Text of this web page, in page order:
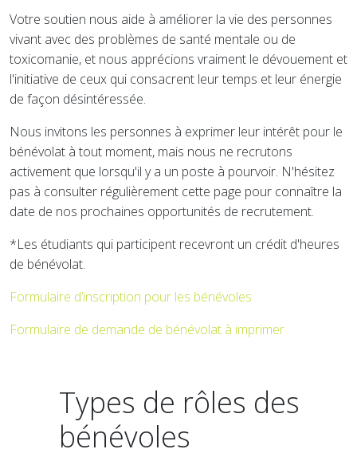
Votre soutien nous aide à améliorer la vie des personnes
vivant avec des problèmes de santé mentale ou de
toxicomanie, et nous apprécions vraiment le dévouement et
l'initiative de ceux qui consacrent leur temps et leur énergie
de façon désintéressée.
Nous invitons les personnes à exprimer leur intérêt pour le
bénévolat à tout moment, mais nous ne recrutons
activement que lorsqu'il y a un poste à pourvoir. N'hésitez
pas à consulter régulièrement cette page pour connaître la
date de nos prochaines opportunités de recrutement.
*Les étudiants qui participent recevront un crédit d'heures
de bénévolat.
Formulaire d’inscription pour les bénévoles
Formulaire de demande de bénévolat à imprimer
Types de rôles des
bénévoles